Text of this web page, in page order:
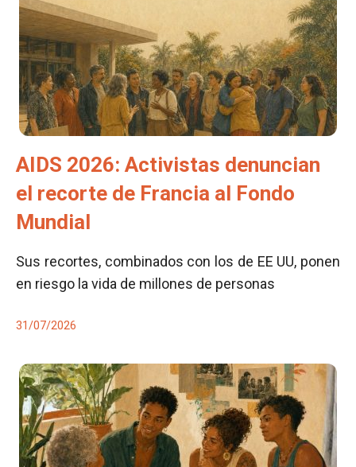
AIDS 2026: Activistas denuncian
el recorte de Francia al Fondo
Mundial
Sus recortes, combinados con los de EE UU, ponen
en riesgo la vida de millones de personas
31/07/2026